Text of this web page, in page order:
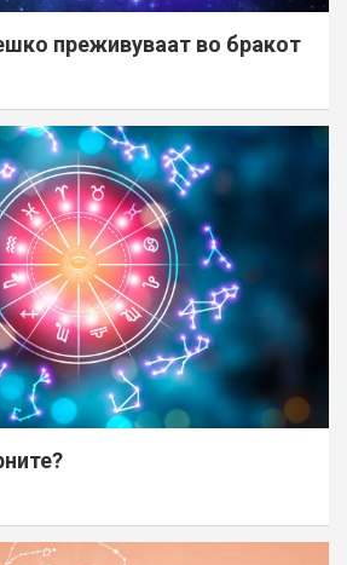
преживуваат во бракот